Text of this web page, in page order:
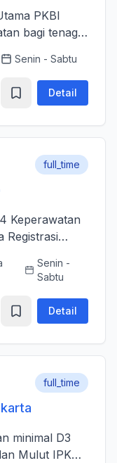
bagi tenaga
bagi
yang memiliki
Senin - Sabtu
Detail
full_time
Keperawatan
Registrasi
dan
Senin -
Sabtu
Detail
full_time
minimal D3
Mulut IPK